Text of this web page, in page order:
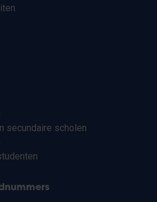
secundaire scholen